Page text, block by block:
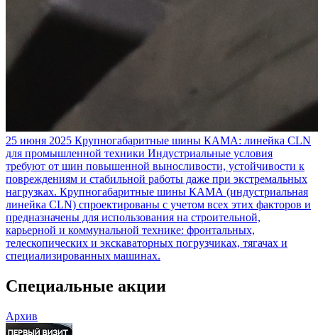
25 июня 2025 Крупногабаритные шины КАМА: линейка CLN
для промышленной техники Индустриальные условия
требуют от шин повышенной выносливости, устойчивости к
повреждениям и стабильной работы даже при экстремальных
нагрузках. Крупногабаритные шины КАМА (индустриальная
линейка CLN) спроектированы с учетом всех этих факторов и
предназначены для использования на строительной,
карьерной и коммунальной технике: фронтальных,
телескопических и экскаваторных погрузчиках, тягачах и
специализированных машинах.
Специальные акции
Архив